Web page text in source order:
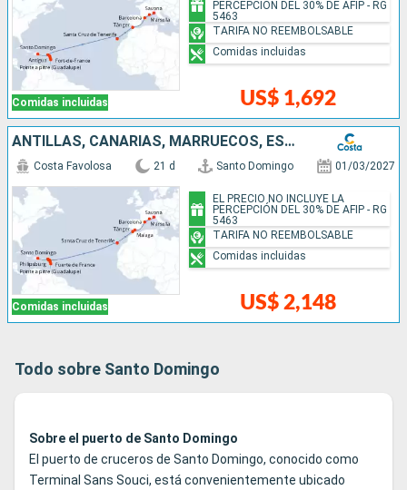
Comidas incluidas US$ 1,692
PERCEPCIÓN DEL 30% DE AFIP - RG
5463
TARIFA NO REEMBOLSABLE
Comidas incluidas
ANTILLAS, CANARIAS, MARRUECOS, ESPAÑA, FRANCIA, ITALIA
Comidas incluidas
Costa Favolosa 21 d Santo Domingo 01/03/2027
US$ 2,148
EL PRECIO NO INCLUYE LA
PERCEPCIÓN DEL 30% DE AFIP - RG
5463
TARIFA NO REEMBOLSABLE
Comidas incluidas
Todo sobre Santo Domingo
Sobre el puerto de Santo Domingo
El puerto de cruceros de Santo Domingo, conocido como
Terminal Sans Souci, está convenientemente ubicado